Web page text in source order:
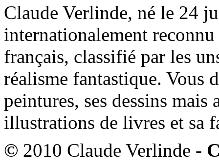
Claude Verlinde, né le 24
internationalement
français, classifié par les
réalisme fantastique. Vous
peintures, ses dessins mais
illustrations de livres et sa
© 2010 Claude Verlinde -